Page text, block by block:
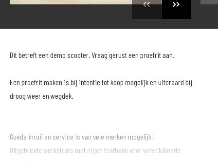
Dit betreft een demo scooter. Vraag gerust een proefrit aan.
Een proefrit maken is bij intentie tot koop mogelijk en uiteraard bij
droog weer en wegdek.
Goede inruil en service is van vele merken mogelijk!
Uitgebreide werkplaats met eigen testbank voor verschillende